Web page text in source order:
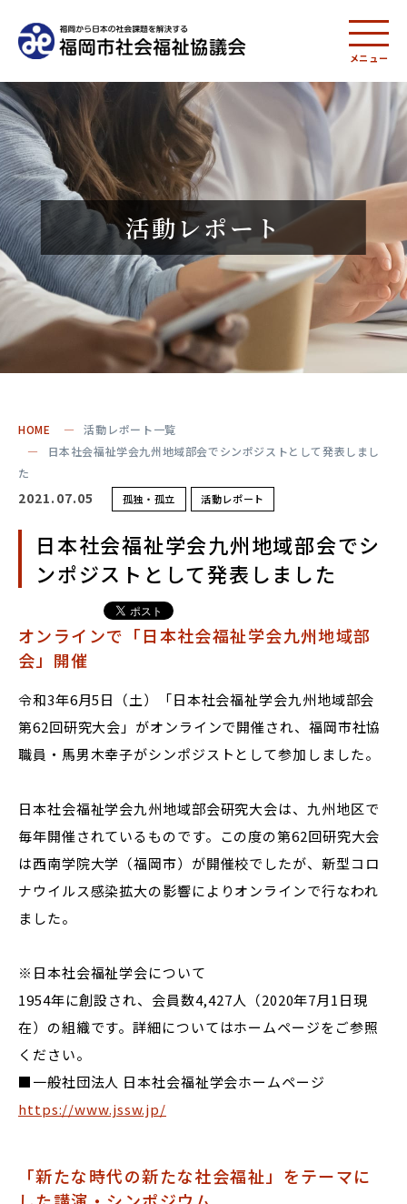
メニュー
活動レポート
HOME
活動レポート一覧
日本社会福祉学会九州地域部会でシンポジストとして発表しまし
た
2021.07.05 孤独・孤立 活動レポート
日本社会福祉学会九州地域部会でシ
ンポジストとして発表しました
オンラインで「日本社会福祉学会九州地域部
会」開催
令和3年6月5日（土）「日本社会福祉学会九州地域部会
第62回研究大会」がオンラインで開催され、福岡市社協
職員・馬男木幸子がシンポジストとして参加しました。
日本社会福祉学会九州地域部会研究大会は、九州地区で
毎年開催されているものです。この度の第62回研究大会
は西南学院大学（福岡市）が開催校でしたが、新型コロ
ナウイルス感染拡大の影響によりオンラインで行なわれ
ました。
※日本社会福祉学会について
1954年に創設され、会員数4,427人（2020年7月1日現
在）の組織です。詳細についてはホームページをご参照
ください。
■一般社団法人 日本社会福祉学会ホームページ
https://www.jssw.jp/
「新たな時代の新たな社会福祉」をテーマに